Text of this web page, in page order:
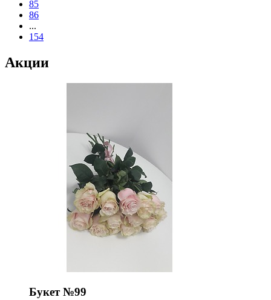
85
86
...
154
Акции
Букет №99